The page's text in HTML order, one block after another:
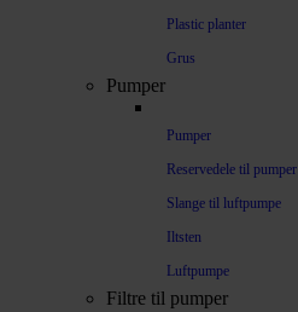
Plastic planter
Grus
Pumper
Pumper
Reservedele til pumper
Slange til luftpumpe
Iltsten
Luftpumpe
Filtre til pumper